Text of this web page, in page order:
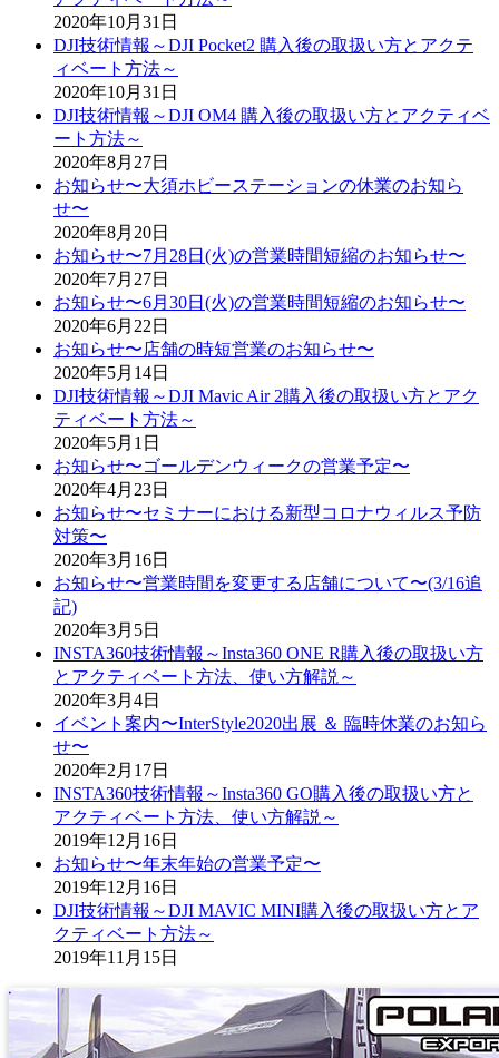
2020年10月31日
DJI技術情報～DJI Pocket2 購入後の取扱い方とアクテ
ィベート方法～
2020年10月31日
DJI技術情報～DJI OM4 購入後の取扱い方とアクティベ
ート方法～
2020年8月27日
お知らせ〜大須ホビーステーションの休業のお知ら
せ〜
2020年8月20日
お知らせ〜7月28日(火)の営業時間短縮のお知らせ〜
2020年7月27日
お知らせ〜6月30日(火)の営業時間短縮のお知らせ〜
2020年6月22日
お知らせ〜店舗の時短営業のお知らせ〜
2020年5月14日
DJI技術情報～DJI Mavic Air 2購入後の取扱い方とアク
ティベート方法～
2020年5月1日
お知らせ〜ゴールデンウィークの営業予定〜
2020年4月23日
お知らせ〜セミナーにおける新型コロナウィルス予防
対策〜
2020年3月16日
お知らせ〜営業時間を変更する店舗について〜(3/16追
記)
2020年3月5日
INSTA360技術情報～Insta360 ONE R購入後の取扱い方
とアクティベート方法、使い方解説～
2020年3月4日
イベント案内〜InterStyle2020出展 ＆ 臨時休業のお知ら
せ〜
2020年2月17日
INSTA360技術情報～Insta360 GO購入後の取扱い方と
アクティベート方法、使い方解説～
2019年12月16日
お知らせ〜年末年始の営業予定〜
2019年12月16日
DJI技術情報～DJI MAVIC MINI購入後の取扱い方とア
クティベート方法～
2019年11月15日